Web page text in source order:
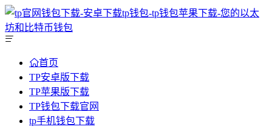
首页
TP安卓版下载
TP苹果版下载
TP钱包下载官网
tp手机钱包下载